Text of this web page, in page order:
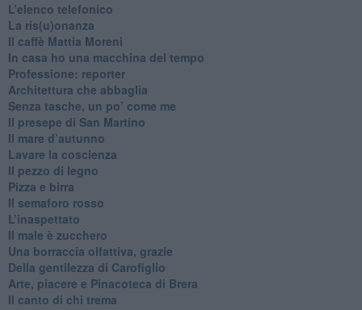
​L’elenco telefonico
​La ris(u)onanza
​Il caffè Mattia Moreni
​In casa ho una macchina del tempo
Professione: reporter
Architettura che abbaglia
​Senza tasche, un po’ come me
​Il presepe di San Martino
​Il mare d’autunno
​Lavare la coscienza
​Il pezzo di legno
​Pizza e birra
​Il semaforo rosso
​L’inaspettato
​Il male è zucchero
​Una borraccia olfattiva, grazie
​Della gentilezza di Carofiglio
Arte, piacere e Pinacoteca di Brera
​Il canto di chi trema